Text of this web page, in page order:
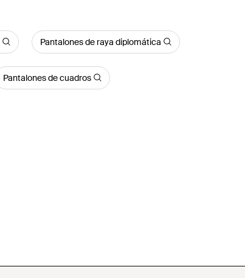
Pantalones de raya diplomática
Pantalones de cuadros